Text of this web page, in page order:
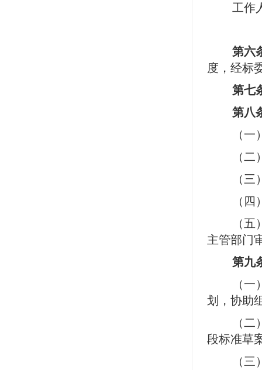
工作
第六
度，经标
第七
第八
（
（
（
（
（
主管部门
第九
（
划，协助
（
段标准草
（